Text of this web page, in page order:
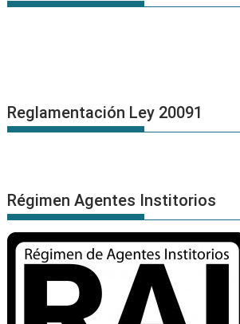
Reglamentación Ley 20091
Régimen Agentes Institorios